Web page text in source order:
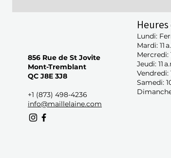
856 Rue de St Jovite
Mont-Tremblant
QC J8E 3J8
+1 (873) 498-4236
info@maillelaine.com
Lundi:
Mardi: 11
Mercredi:
Jeudi: 11
Vendredi:
Samedi: